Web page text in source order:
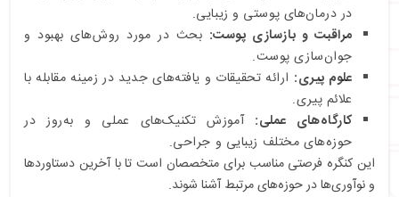
در درمان‌های پوستی و زیبایی.
مراقبت و بازسازی پوست: بحث در مورد روش‌های بهبود و
جوان‌سازی پوست.
علوم پیری: ارائه تحقیقات و یافته‌های جدید در زمینه مقابله با
علائم پیری.
کارگاه‌های عملی: آموزش تکنیک‌های عملی و به‌روز در
حوزه‌های مختلف زیبایی و جراحی.
این کنگره فرصتی مناسب برای متخصصان است تا با آخرین دستاوردها
و نوآوری‌ها در حوزه‌های مرتبط آشنا شوند.